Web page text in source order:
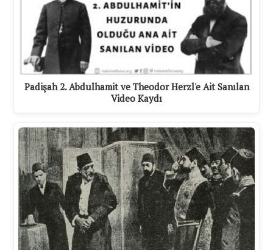
Padişah 2. Abdulhamit ve Theodor Herzl'e Ait Sanılan
Video Kaydı